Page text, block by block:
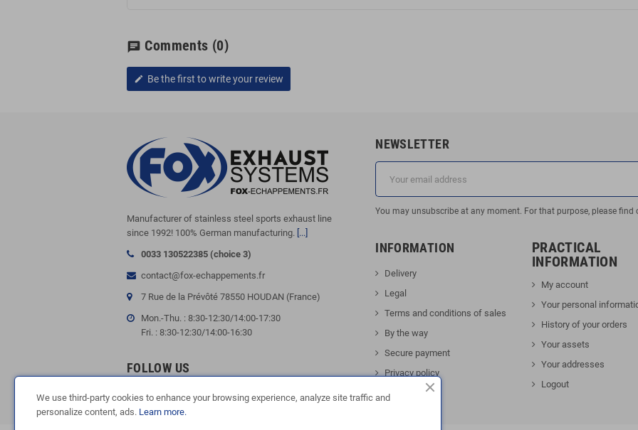
chat Comments (0)
edit Be the first to write your review
Manufacturer of stainless steel sports exhaust line
since 1992! 100% German manufacturing. [...]
0033 130522385 (choice 3)
contact@fox-echappements.fr
7 Rue de la Prévôté 78550 HOUDAN (France)
Mon.-Thu. : 8:30-12:30/14:00-17:30
Fri. : 8:30-12:30/14:00-16:30
FOLLOW US
NEWSLETTER
You may unsubscribe at any moment. For that purpose, please
INFORMATION
Delivery
Legal
Terms and conditions of sales
By the way
Secure payment
Privacy policy
Contact us
PRACTICAL
INFORMATION
My account
Your personal
History of your orders
Your assets
Your addresses
Logout
We use third-party cookies to enhance your browsing experience, analyze site traffic and
personalize content, ads. Learn more.